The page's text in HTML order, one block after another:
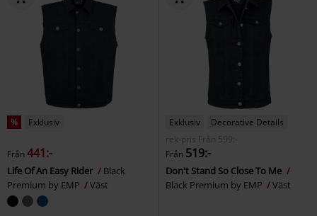
% Exklusiv
Från441:-
Life Of An Easy Rider
Black
Premium by EMP
Väst
Exklusiv
Decorative Details
rek-pris
Från
599:-
Från 519:-
Don't Stand So Close To Me
Black Premium by EMP
Väst